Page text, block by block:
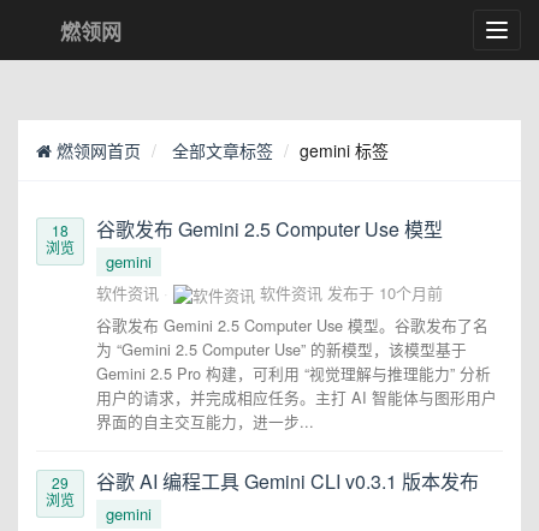
燃领网
燃领网首页 全部文章标签 gemini 标签
18
浏览
谷歌发布 Gemini 2.5 Computer Use 模型
gemini
软件资讯
软件资讯 发布于 10个月前
谷歌发布 Gemini 2.5 Computer Use 模型。谷歌发布了名
为 “Gemini 2.5 Computer Use” 的新模型，该模型基于
Gemini 2.5 Pro 构建，可利用 “视觉理解与推理能力” 分析
用户的请求，并完成相应任务。主打 AI 智能体与图形用户
界面的自主交互能力，进一步...
29
浏览
谷歌 AI 编程工具 Gemini CLI v0.3.1 版本发布
gemini